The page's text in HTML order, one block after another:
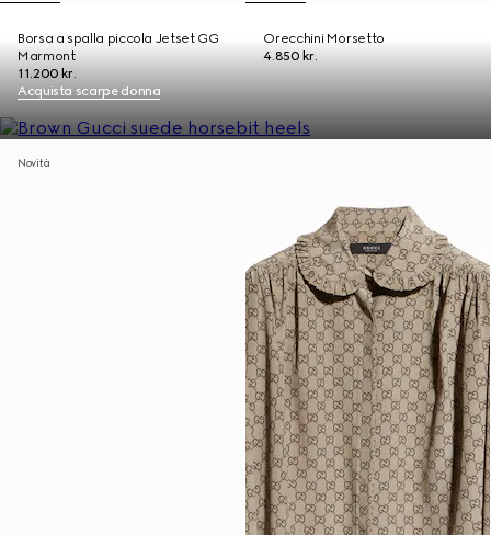
Borsa a spalla piccola Jetset GG
Marmont
11.200 kr.
Orecchini Morsetto
4.850 kr.
Acquista scarpe donna
Novità